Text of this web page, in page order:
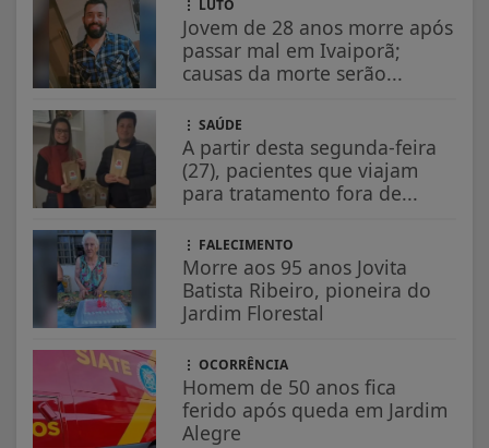
LUTO
Jovem de 28 anos morre após
passar mal em Ivaiporã;
causas da morte serão...
SAÚDE
A partir desta segunda-feira
(27), pacientes que viajam
para tratamento fora de...
FALECIMENTO
Morre aos 95 anos Jovita
Batista Ribeiro, pioneira do
Jardim Florestal
OCORRÊNCIA
Homem de 50 anos fica
ferido após queda em Jardim
Alegre